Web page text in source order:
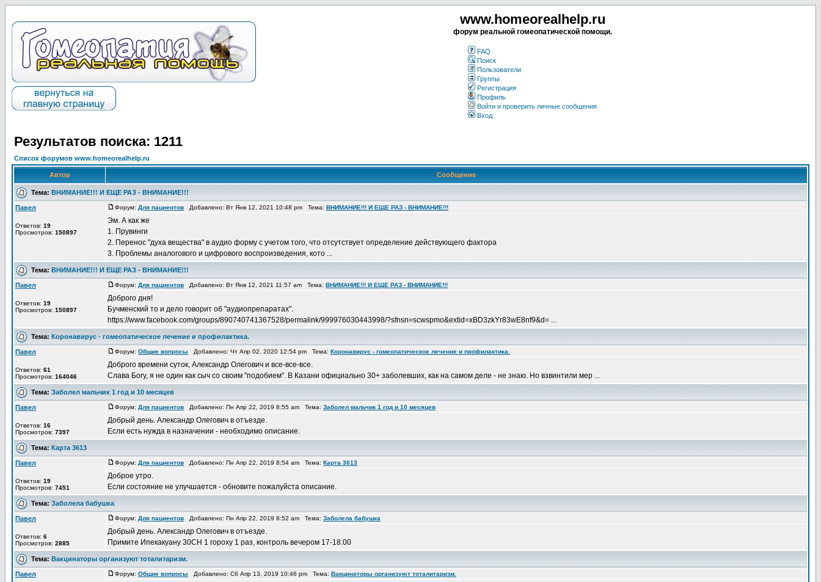
www.homeorealhelp.ru
форум реальной гомеопатической помощи.
FAQ
Поиск
Пользователи
Группы
Регистрация
Профиль
Войти и проверить личные сообщения
Вход
Результатов поиска: 1211
Список форумов www.homeorealhelp.ru
Автор Сообщение
Тема: ВНИМАНИЕ!!! И ЕЩЕ РАЗ - ВНИМАНИЕ!!!
Павел
Ответов: 19
Просмотров: 150897
Форум: Для пациентов Добавлено: Вт Янв 12, 2021 10:48 pm Тема: ВНИМАНИЕ!!! И ЕЩЕ РАЗ - ВНИМАНИЕ!!!
Эм. А как же
1. Прувинги
2. Перенос "духа вещества" в аудио форму с учетом того, что отсутствует определение действующего фактора
3. Проблемы аналогового и цифрового воспроизведения, кото ...
Тема: ВНИМАНИЕ!!! И ЕЩЕ РАЗ - ВНИМАНИЕ!!!
Павел
Ответов: 19
Просмотров: 150897
Форум: Для пациентов Добавлено: Вт Янв 12, 2021 11:57 am Тема: ВНИМАНИЕ!!! И ЕЩЕ РАЗ - ВНИМАНИЕ!!!
Доброго дня!
Бучменский то и дело говорит об "аудиопрепаратах".
https://www.facebook.com/groups/890740741367528/permalink/999976030443998/?sfnsn=scwspmo&extid=xBD3zkYr83wE8nf9&d= ...
Тема: Коронавирус - гомеопатическое лечение и профилактика.
Павел
Ответов: 61
Просмотров: 164046
Форум: Общие вопросы Добавлено: Чт Апр 02, 2020 12:54 pm Тема: Коронавирус - гомеопатическое лечение и профилактика.
Доброго времени суток, Александр Олегович и все-все-все.
Слава Богу, я не один как сыч со своим "подобием". В Казани официально 30+ заболевших, как на самом деле - не знаю. Но взвинтили мер ...
Тема: Заболел мальчик 1 год и 10 месяцев
Павел
Ответов: 16
Просмотров: 7397
Форум: Для пациентов Добавлено: Пн Апр 22, 2019 8:55 am Тема: Заболел мальчик 1 год и 10 месяцев
Добрый день. Александр Олегович в отъезде.
Если есть нужда в назначении - необходимо описание.
Тема: Карта 3613
Павел
Ответов: 19
Просмотров: 7451
Форум: Для пациентов Добавлено: Пн Апр 22, 2019 8:54 am Тема: Карта 3613
Доброе утро.
Если состояние не улучшается - обновите пожалуйста описание.
Тема: Заболела бабушка
Павел
Ответов: 6
Просмотров: 2885
Форум: Для пациентов Добавлено: Пн Апр 22, 2019 8:52 am Тема: Заболела бабушка
Добрый день. Александр Олегович в отъезде.
Примите Ипекакуану 30СН 1 гороху 1 раз, контроль вечером 17-18.00
Тема: Вакцинаторы организуют тоталитаризм.
Павел Форум: Общие вопросы Добавлено: Сб Апр 13, 2019 10:46 pm Тема: Вакцинаторы организуют тоталитаризм.